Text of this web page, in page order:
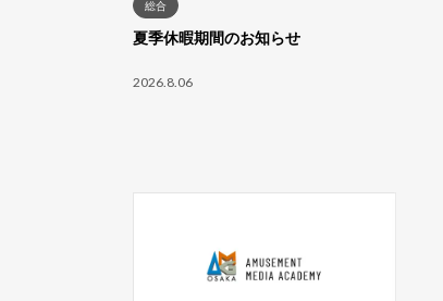
総合
夏季休暇期間のお知らせ
2026.8.06